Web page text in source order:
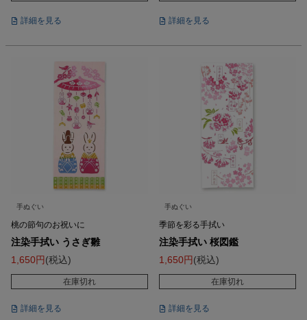
詳細を見る 詳細を見る
手ぬぐい
桃の節句のお祝いに
注染手拭い うさぎ雛
1,650
税込
在庫切れ
詳細を見る
手ぬぐい
季節を彩る手拭い
注染手拭い 桜図鑑
1,650
税込
在庫切れ
詳細を見る